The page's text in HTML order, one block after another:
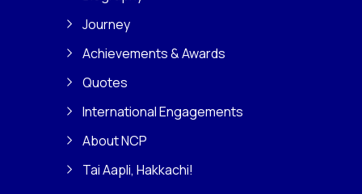
Journey
Achievements & Awards
Quotes
International Engagements
About NCP
Tai Aapli, Hakkachi!